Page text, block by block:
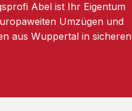
Abel ist Ihr Eigentum
Umzügen und
aus Wuppertal in sicheren